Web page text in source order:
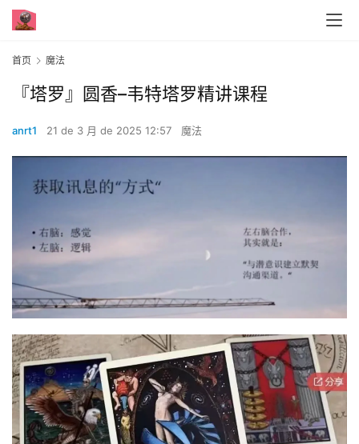
首页 魔法
『塔罗』圆香–韦特塔罗精讲课程
anrt1 21 de 3 月 de 2025 12:57 魔法